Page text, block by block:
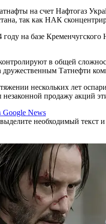
на счет Нафтогаз
так как НАК
году на базе
в общей
дружественным Татнефти
нескольких лет
незаконной продажу акций
Google News
необходимый текст